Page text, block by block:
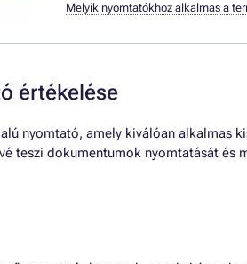
Melyik nyomtatókhoz alkalmas a
értékelése
nyomtató, amely kiválóan alkalmas
teszi dokumentumok nyomtatását